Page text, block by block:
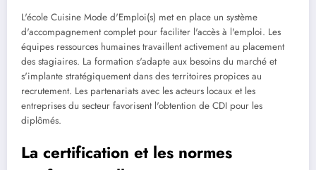
L'école Cuisine Mode d'Emploi(s) met en place un système
d'accompagnement complet pour faciliter l'accès à l'emploi. Les
équipes ressources humaines travaillent activement au placement
des stagiaires. La formation s'adapte aux besoins du marché et
s'implante stratégiquement dans des territoires propices au
recrutement. Les partenariats avec les acteurs locaux et les
entreprises du secteur favorisent l'obtention de CDI pour les
diplômés.
La certification et les normes